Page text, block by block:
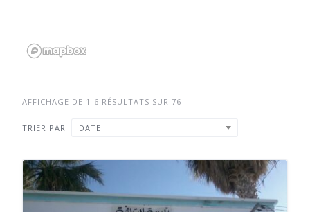
AFFICHAGE DE 1-6 RÉSULTATS SUR 76
TRIER PAR DATE